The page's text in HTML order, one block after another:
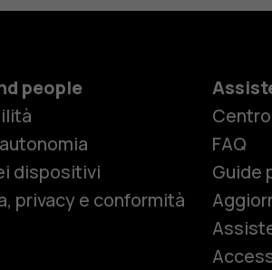
people
dispositivi
privacy e conformità
FAQ
Guide